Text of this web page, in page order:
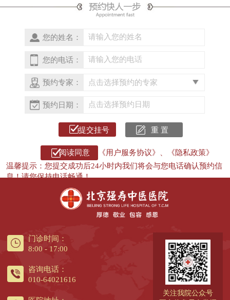
您的姓名：
您的电话：
预约专家：
预约日期：
提交挂号
《用户服务协议》 、
《隐私政策》
温馨提示：您提交成功后24小时内我们将会与您电话确认预约信
息！请您保持电话畅通！
门诊时间：
8:00 - 17:00
咨询电话：
010-64021616
关注我院公众号